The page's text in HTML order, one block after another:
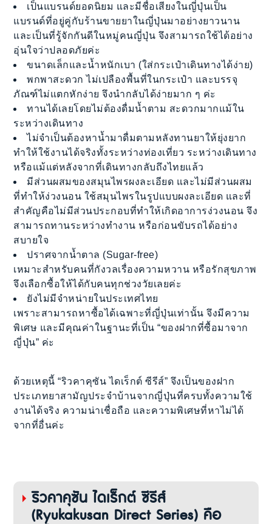
เป็นแบรนด์ยอดนิยม และมีชื่อเสียงในญี่ปุ่นเป็น
แบรนด์ที่อยู่คู่กับร้านขายยาในญี่ปุ่นมาอย่างยาวนาน
และเป็นที่รู้จักกันดีในหมู่คนญี่ปุ่น จึงสามารถใช้ได้อย่าง
อุ่นใจว่าปลอดภัยค่ะ
ขนาดเล็กและน้ำหนักเบา (ใส่กระเป๋าเดินทางได้ง่าย)
พกพาสะดวก ไม่เปลืองพื้นที่ในกระเป๋า และบรรจุ
ภัณฑ์ไม่แตกหักง่าย จึงนำกลับได้ง่ายมาก ๆ ค่ะ
ทานได้เลยโดยไม่ต้องดื่มน้ำตาม สะดวกมากแม้ใน
ระหว่างเดินทาง
ไม่จำเป็นต้องหาน้ำมาดื่มตามหลังทานยาให้ยุ่งยาก
ทำให้ใช้งานได้จริงทั้งระหว่างท่องเที่ยว ระหว่างเดินทาง
หรือแม้แต่หลังจากที่เดินทางกลับถึงไทยแล้ว
มีส่วนผสมของสมุนไพรผงละเอียด และไม่มีส่วนผสม
ที่ทำให้ง่วงนอน ใช้สมุนไพรในรูปแบบผงละเอียด และที่
สำคัญคือไม่มีส่วนประกอบที่ทำให้เกิดอาการง่วงนอน จึง
สามารถทานระหว่างทำงาน หรือก่อนขับรถได้อย่าง
สบายใจ
ปราศจากน้ำตาล (Sugar-free)
เหมาะสำหรับคนที่กังวลเรื่องความหวาน หรือรักสุขภาพ
จึงเลือกซื้อให้ได้กับคนทุกช่วงวัยเลยค่ะ
ยังไม่มีจำหน่ายในประเทศไทย
เพราะสามารถหาซื้อได้เฉพาะที่ญี่ปุ่นเท่านั้น จึงมีความ
พิเศษ และมีคุณค่าในฐานะที่เป็น “ของฝากที่ซื้อมาจาก
ญี่ปุ่น” ค่ะ
ด้วยเหตุนี้ “ริวคาคุซัน ไดเร็กต์ ซีรีส์” จึงเป็นของฝาก
ประเภทยาสามัญประจำบ้านจากญี่ปุ่นที่ครบทั้งความใช้
งานได้จริง ความน่าเชื่อถือ และความพิเศษที่หาไม่ได้
จากที่อื่นค่ะ
ริวคาคุซัน ไดเร็กต์ ซีรีส์
(Ryukakusan Direct Series) คือ